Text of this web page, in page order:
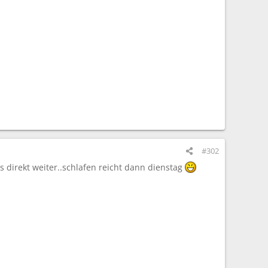
#302
direkt weiter..schlafen reicht dann dienstag